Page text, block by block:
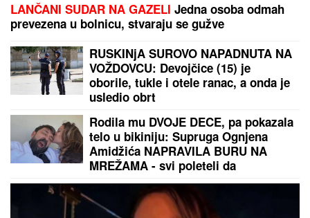
LANČANI SUDAR NA GAZELI Jedna osoba odmah
prevezena u bolnicu, stvaraju se gužve
RUSKINjA SUROVO NAPADNUTA NA
VOŽDOVCU: Devojčice (15) je
oborile, tukle i otele ranac, a onda je
usledio obrt
Rodila mu DVOJE DECE, pa pokazala
telo u bikiniju: Supruga Ognjena
Amidžića NAPRAVILA BURU NA
MREŽAMA - svi poleteli da
komentarišu! (FOTO)